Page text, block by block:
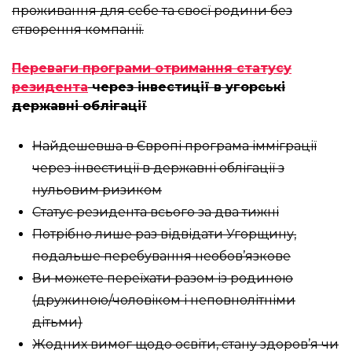
проживання для себе та своєї родини без
створення компанії.
Переваги програми отримання статусу
резидентачерез інвестиції в угорські
державні облігації
Найдешевша в Європі програма імміграції
через інвестиції в державні облігації з
нульовим ризиком
Статус резидента всього за два тижні
Потрібно лише раз відвідати Угорщину,
подальше перебування необов’язкове
Ви можете переїхати разом із родиною
(дружиною/чоловіком і неповнолітніми
дітьми)
Жодних вимог щодо освіти, стану здоров’я чи